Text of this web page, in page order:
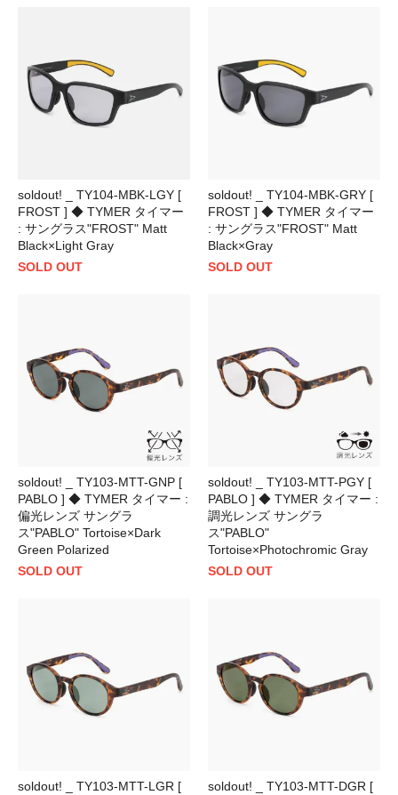
soldout! _ TY104-MBK-LGY [
FROST ] ◆ TYMER タイマー
: サングラス"FROST" Matt
Black×Light Gray
SOLD OUT
soldout! _ TY104-MBK-GRY [
FROST ] ◆ TYMER タイマー
: サングラス"FROST" Matt
Black×Gray
SOLD OUT
soldout! _ TY103-MTT-GNP [
PABLO ] ◆ TYMER タイマー :
偏光レンズ サングラ
ス"PABLO" Tortoise×Dark
Green Polarized
SOLD OUT
soldout! _ TY103-MTT-PGY [
PABLO ] ◆ TYMER タイマー :
調光レンズ サングラ
ス"PABLO"
Tortoise×Photochromic Gray
SOLD OUT
soldout! _ TY103-MTT-LGR [
soldout! _ TY103-MTT-DGR [